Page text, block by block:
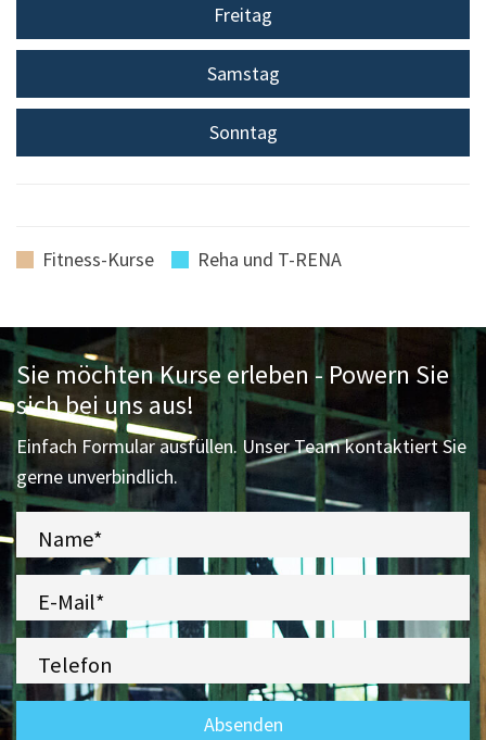
Freitag
Samstag
Sonntag
Fitness-Kurse Reha und T-RENA
Sie möchten Kurse erleben - Powern Sie
sich bei uns aus!
Einfach Formular ausfüllen. Unser Team kontaktiert Sie
gerne unverbindlich.
Name*
E-Mail*
Telefon
Absenden